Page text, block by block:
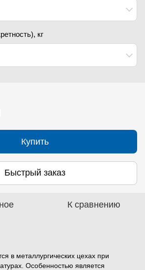
кг
Купить
Быстрый заказ
К сравнению
в металлургических цехах при
Особенностью является